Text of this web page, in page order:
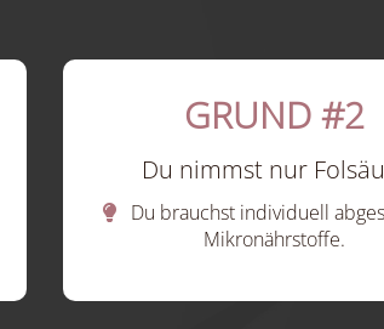
GRUND #2
Du nimmst nur
Du brauchst individuell
Mikronährstoffe.